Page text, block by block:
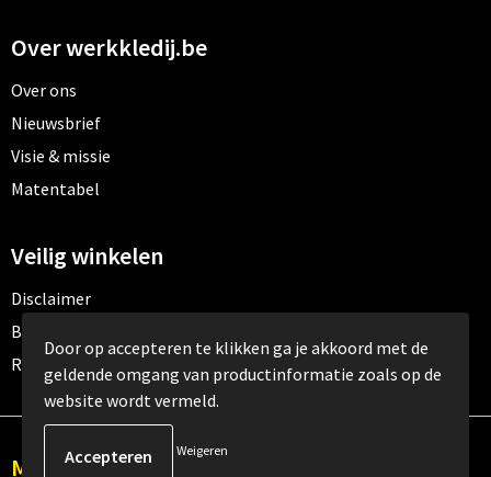
Over werkkledij.be
Over ons
Nieuwsbrief
Visie & missie
Matentabel
Veilig winkelen
Disclaimer
Betaalmethoden
Retourneren
Meld je aan voor onze nieuwsbrief
Door op accepteren te klikken ga je akkoord met de
geldende omgang van productinformatie zoals op de
website wordt vermeld.
Weigeren